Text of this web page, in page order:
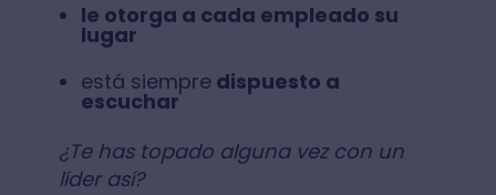
le otorga a cada empleado su
lugar
está siempredispuesto a
escuchar
¿Te has topado alguna vez con un
líder así?